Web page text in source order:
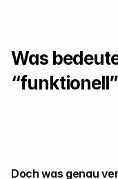
Was
Doch was genau